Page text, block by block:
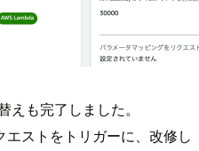
えも完了しました。
ストをトリガーに、改修し